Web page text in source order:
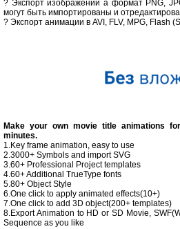
? Экспорт изображений a формат PNG,
могут быть импортированы и
? Экспорт анимации в AVI, FLV, MPG, Flash
Make your own movie title animations
minutes.
1.Key frame animation, easy to use
2.3000+ Symbols and import SVG
3.60+ Professional Project templates
4.60+ Additional TrueType fonts
5.80+ Object Style
6.One click to apply animated effects(10+)
7.One click to add 3D object(200+ templates)
8.Export Animation to HD or SD Movie,
Sequence as you like